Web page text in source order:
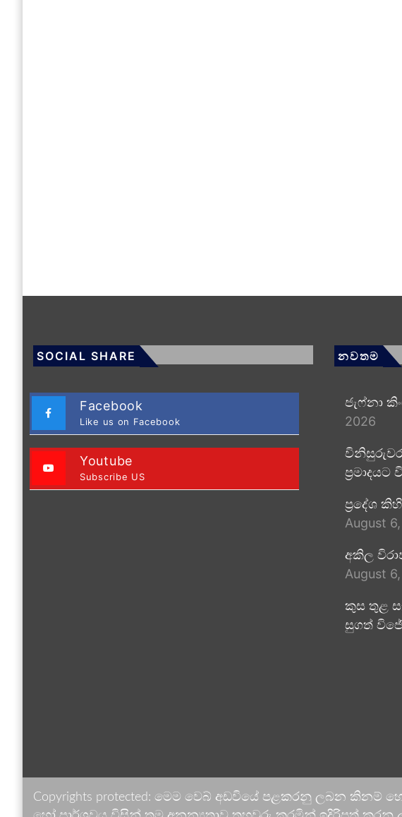
SOCIAL SHARE
Facebook
Like us on Facebook
Youtube
Subscribe US
නවතම
ජැෆ්නා
2026
ප්‍රමාදයට
ප්‍රදේශ
August
අකිල
August
කුස තුළ
සුගත්
Copyrights protected: මෙම වෙබ් අඩවියේ පළකරනු ලබන